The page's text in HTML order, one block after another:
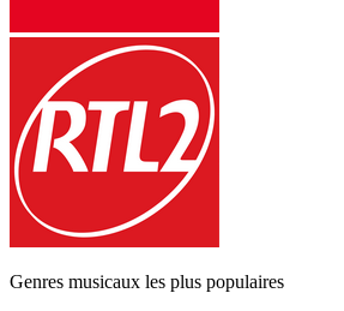
Genres musicaux les plus populaires